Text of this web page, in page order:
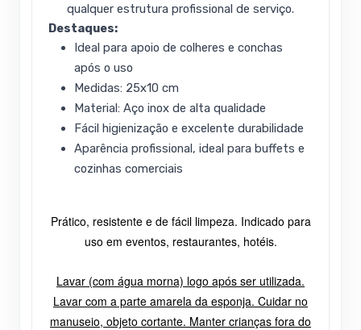
qualquer estrutura profissional de serviço.
Destaques:
Ideal para apoio de colheres e conchas
após o uso
Medidas: 25x10 cm
Material: Aço inox de alta qualidade
Fácil higienização e excelente durabilidade
Aparência profissional, ideal para buffets e
cozinhas comerciais
Prático, resistente e de fácil limpeza. Indicado para
uso em eventos, restaurantes, hotéis.
Lavar (com água morna) logo após ser utilizada.
Lavar com a parte amarela da esponja. Cuidar no
manuseio, objeto cortante. Manter crianças fora do